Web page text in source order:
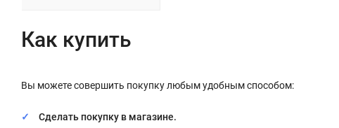
Как купить
Вы можете совершить покупку любым удобным способом:
Сделать покупку в магазине.